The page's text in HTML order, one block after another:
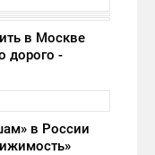
в Москве
дорого -
в России